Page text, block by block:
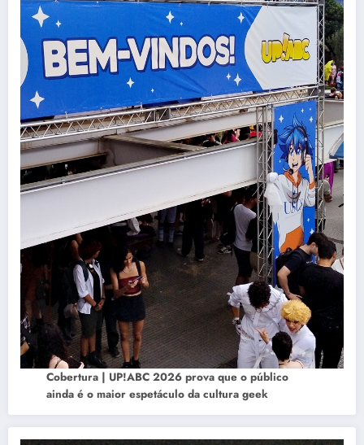
Cobertura | UP!ABC 2026 prova que o público
ainda é o maior espetáculo da cultura geek